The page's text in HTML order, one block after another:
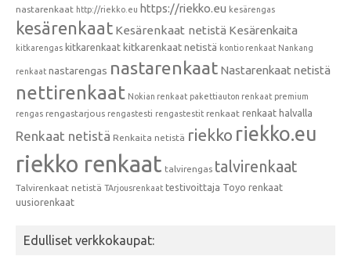
nastarenkaat http://riekko.eu https://riekko.eu kesärengas
kesärenkaat Kesärenkaat netistä Kesärenkaita
kitkarengas kitkarenkaat kitkarenkaat netistä kontio renkaat Nankang
renkaat nastarengas nastarenkaat Nastarenkaat netistä
nettirenkaat Nokian renkaat pakettiauton renkaat premium
rengas rengastarjous rengastesti rengastestit renkaat renkaat halvalla
Renkaat netistä Renkaita netistä riekko riekko.eu
riekko renkaat talvirengas talvirenkaat
Talvirenkaat netistä TArjousrenkaat testivoittaja Toyo renkaat
uusiorenkaat
Edulliset verkkokaupat: